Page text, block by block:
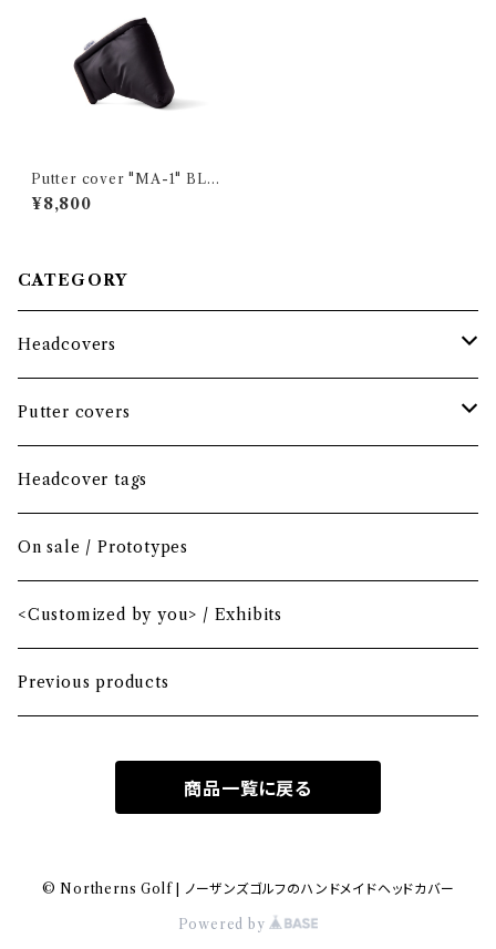
Putter cover "MA-1" BLA
CK / 2-ball
¥8,800
CATEGORY
Headcovers
Headcover bundle
Driver
Mini Driver (Option)
Fairway wood
Hybrid
MA-1 heavy nylon
Hawaiian
Putter covers
Blade
Small mallet
Mid mallet
Large mallet
Headcover tags
On sale / Prototypes
<Customized by you> / Exhibits
Previous products
商品一覧に戻る
© Northerns Golf | ノーザンズゴルフのハンドメイドヘッドカバー
Powered by